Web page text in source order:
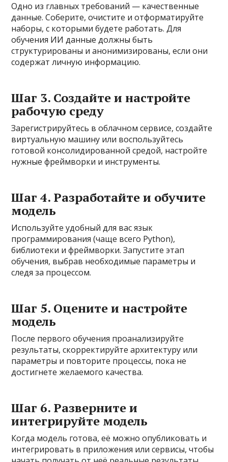
Одно из главных требований — качественные
данные. Соберите, очистите и отформатируйте
наборы, с которыми будете работать. Для
обучения ИИ данные должны быть
структурированы и анонимизированы, если они
содержат личную информацию.
Шаг 3. Создайте и настройте
рабочую среду
Зарегистрируйтесь в облачном сервисе, создайте
виртуальную машину или воспользуйтесь
готовой консолидированной средой, настройте
нужные фреймворки и инструменты.
Шаг 4. Разработайте и обучите
модель
Используйте удобный для вас язык
программирования (чаще всего Python),
библиотеки и фреймворки. Запустите этап
обучения, выбрав необходимые параметры и
следя за процессом.
Шаг 5. Оцените и настройте
модель
После первого обучения проанализируйте
результаты, скорректируйте архитектуру или
параметры и повторите процессы, пока не
достигнете желаемого качества.
Шаг 6. Разверните и
интегрируйте модель
Когда модель готова, её можно опубликовать и
интегрировать в приложения или сервисы, чтобы